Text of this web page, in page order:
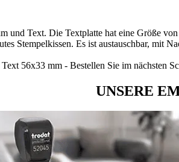
und Text. Die Textplatte hat eine Größe
Stempelkissen. Es ist austauschbar, mit
56x33 mm - Bestellen Sie im nächsten
UNSERE